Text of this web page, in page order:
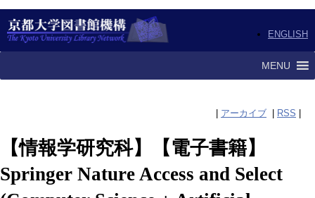
ENGLISH
MENU
アーカイブ RSS
【情報学研究科】【電子書籍】
Springer Nature Access and Select